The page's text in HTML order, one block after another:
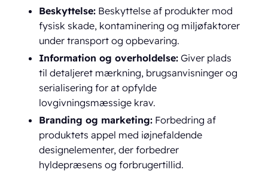
Beskyttelse:Beskyttelse af produkter mod
fysisk skade, kontaminering og miljøfaktorer
under transport og opbevaring.
Information og overholdelse:Giver plads
til detaljeret mærkning, brugsanvisninger og
serialisering for at opfylde
lovgivningsmæssige krav.
Branding og marketing:Forbedring af
produktets appel med iøjnefaldende
designelementer, der forbedrer
hyldepræsens og forbrugertillid.